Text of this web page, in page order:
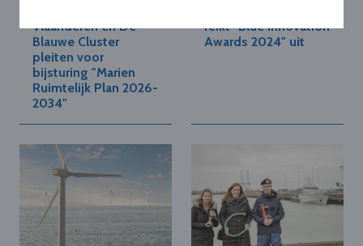
Vlaanderen en De
Blauwe Cluster
pleiten voor
bijsturing "Marien
Ruimtelijk Plan 2026-
2034"
reikt "Blue Innovation
Awards 2024" uit